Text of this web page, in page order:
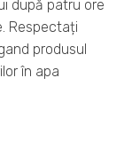
după patru ore
Respectați
produsul
în apa